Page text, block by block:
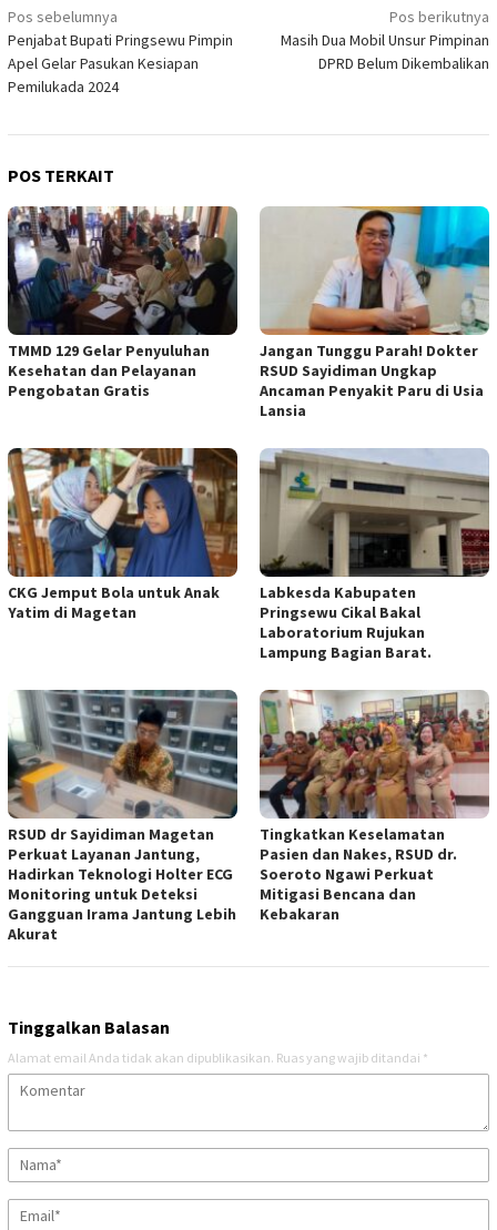
Navigasi
pos
Pos sebelumnya
Penjabat Bupati Pringsewu Pimpin
Apel Gelar Pasukan Kesiapan
Pemilukada 2024
Pos berikutnya
Masih Dua Mobil Unsur Pimpinan
DPRD Belum Dikembalikan
POS TERKAIT
TMMD 129 Gelar Penyuluhan
Kesehatan dan Pelayanan
Pengobatan Gratis
Jangan Tunggu Parah! Dokter
RSUD Sayidiman Ungkap
Ancaman Penyakit Paru di Usia
Lansia
CKG Jemput Bola untuk Anak
Yatim di Magetan
Labkesda Kabupaten
Pringsewu Cikal Bakal
Laboratorium Rujukan
Lampung Bagian Barat.
RSUD dr Sayidiman Magetan
Perkuat Layanan Jantung,
Hadirkan Teknologi Holter ECG
Monitoring untuk Deteksi
Gangguan Irama Jantung Lebih
Akurat
Tingkatkan Keselamatan
Pasien dan Nakes, RSUD dr.
Soeroto Ngawi Perkuat
Mitigasi Bencana dan
Kebakaran
Tinggalkan Balasan
Alamat email Anda tidak akan dipublikasikan. Ruas yang wajib ditandai *